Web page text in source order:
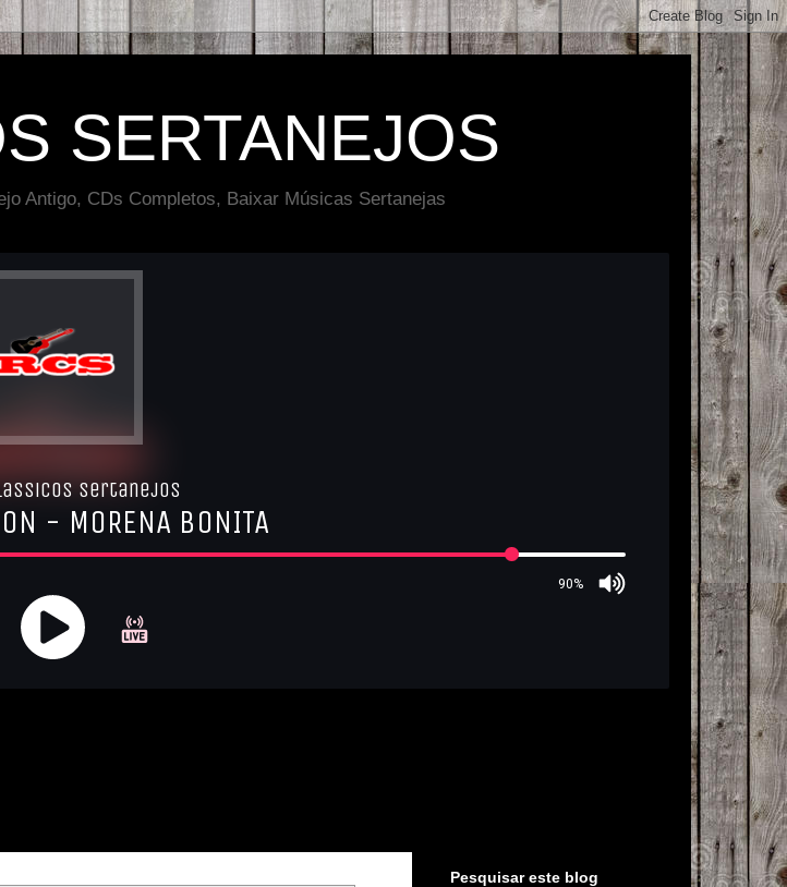
SERTANEJOS
Antigo, CDs Completos, Baixar Músicas Sertanejas
Pesquisar este blog